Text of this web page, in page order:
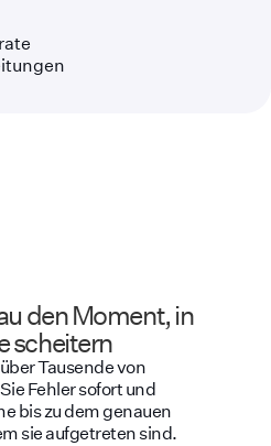
den Moment, in
scheitern
Tausende von
Fehler sofort und
bis zu dem genauen
sie aufgetreten sind.